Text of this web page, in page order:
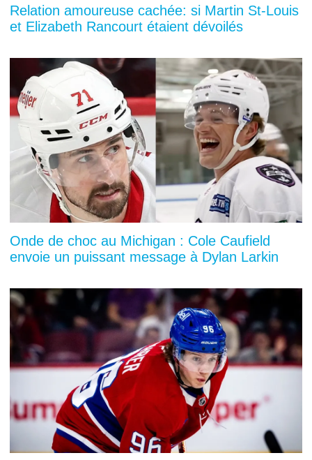
Relation amoureuse cachée: si Martin St-Louis
et Elizabeth Rancourt étaient dévoilés
Onde de choc au Michigan : Cole Caufield
envoie un puissant message à Dylan Larkin